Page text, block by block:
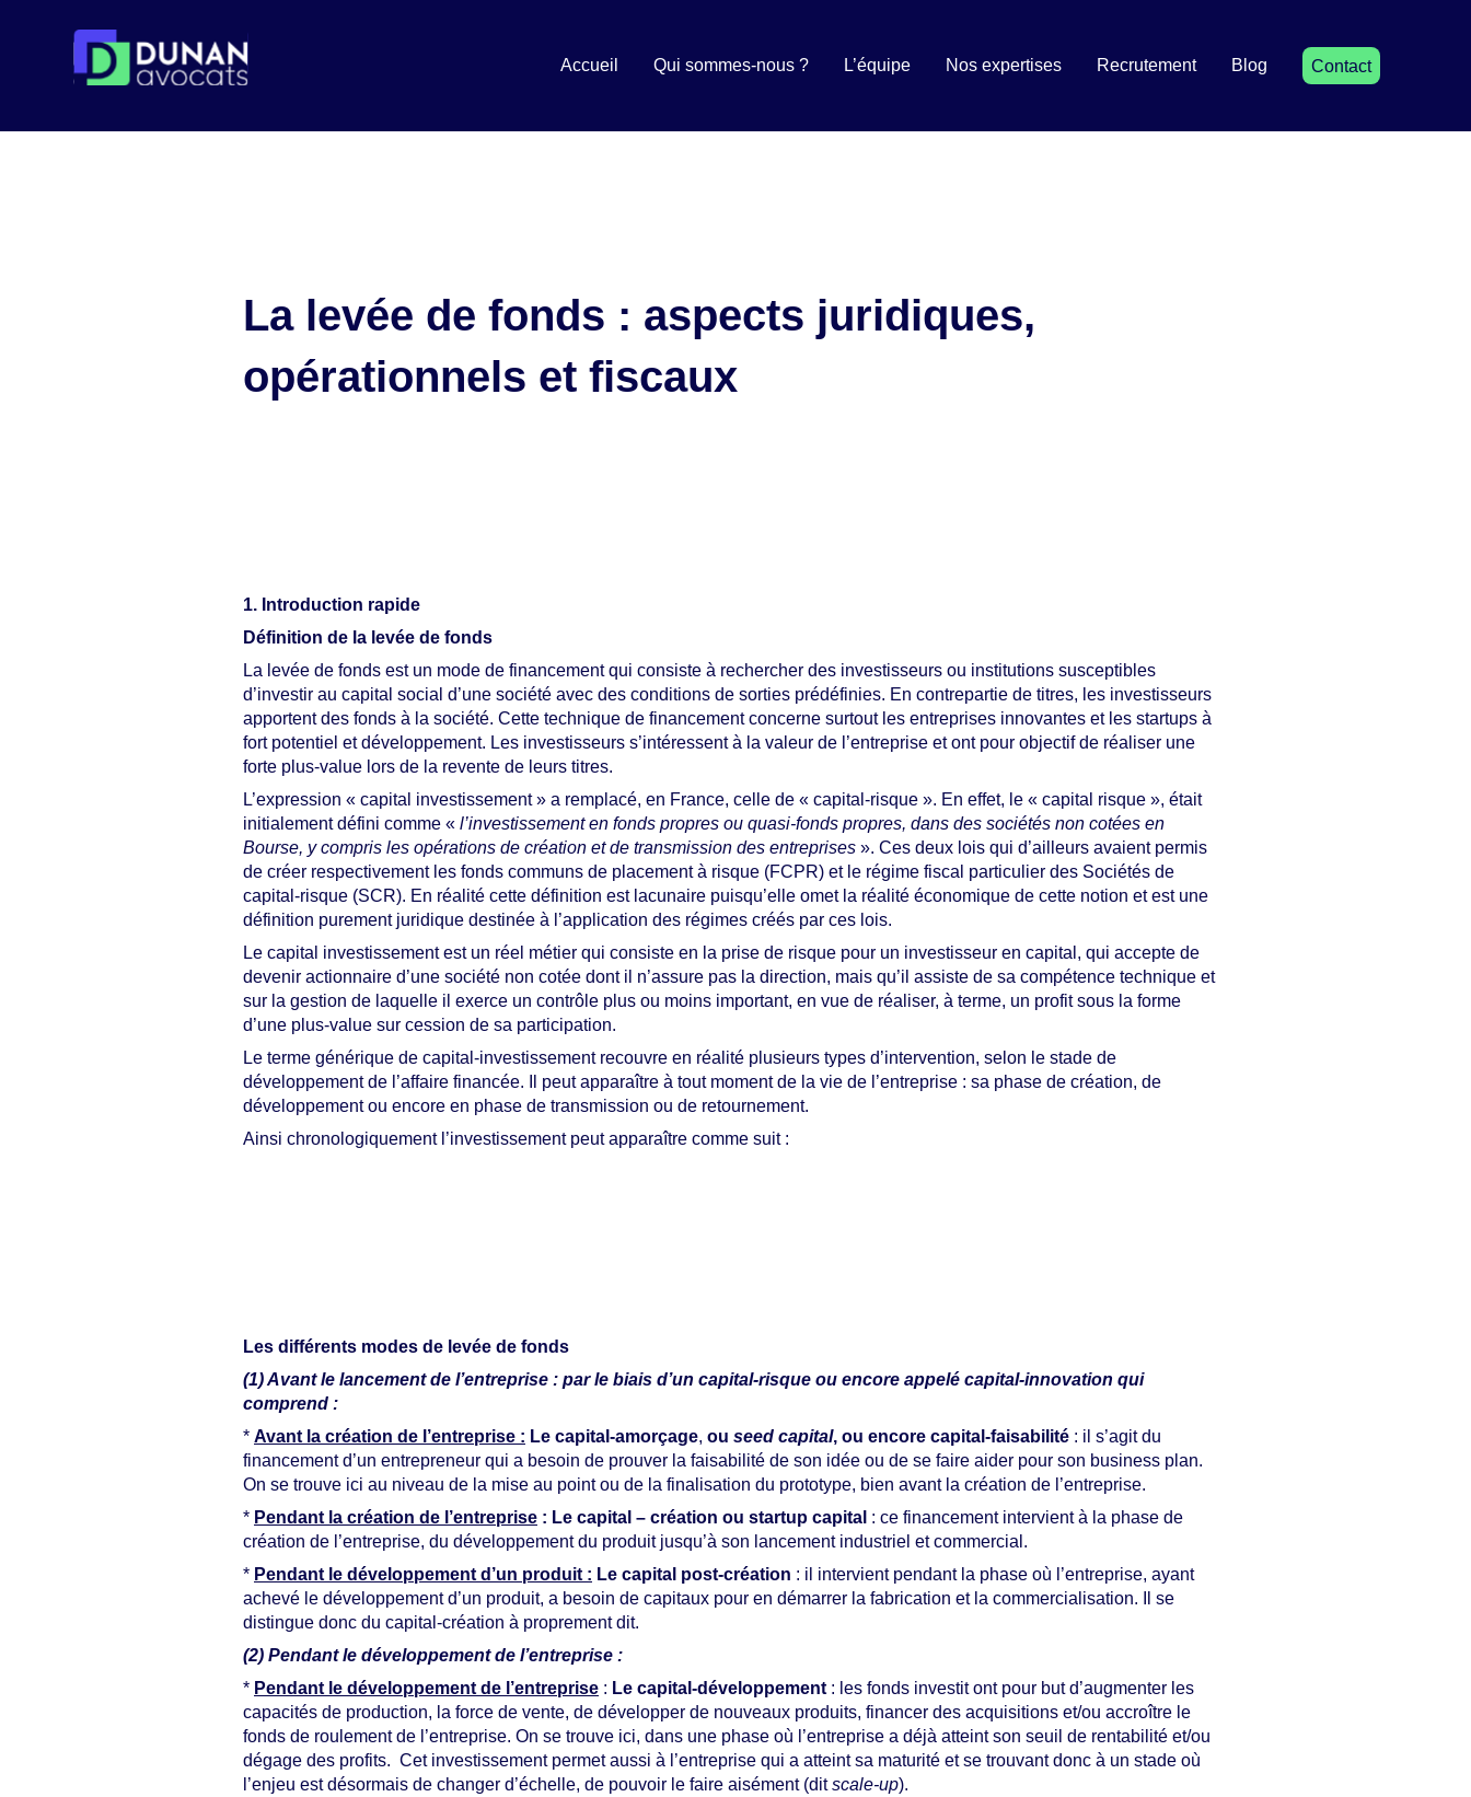
Accueil Qui sommes-nous ? L’équipe Nos expertises Recrutement Blog Contact
La levée de fonds : aspects juridiques,
opérationnels et fiscaux
1. Introduction rapide
Définition de la levée de fonds
La levée de fonds est un mode de financement qui consiste à rechercher des investisseurs ou institutions susceptibles
d’investir au capital social d’une société avec des conditions de sorties prédéfinies. En contrepartie de titres, les investisseurs
apportent des fonds à la société. Cette technique de financement concerne surtout les entreprises innovantes et les startups à
fort potentiel et développement. Les investisseurs s’intéressent à la valeur de l’entreprise et ont pour objectif de réaliser une
forte plus-value lors de la revente de leurs titres.
L’expression « capital investissement » a remplacé, en France, celle de « capital-risque ». En effet, le « capital risque », était
initialement défini comme « l’investissement en fonds propres ou quasi-fonds propres, dans des sociétés non cotées en
Bourse, y compris les opérations de création et de transmission des entreprises ». Ces deux lois qui d’ailleurs avaient permis
de créer respectivement les fonds communs de placement à risque (FCPR) et le régime fiscal particulier des Sociétés de
capital-risque (SCR). En réalité cette définition est lacunaire puisqu’elle omet la réalité économique de cette notion et est une
définition purement juridique destinée à l’application des régimes créés par ces lois.
Le capital investissement est un réel métier qui consiste en la prise de risque pour un investisseur en capital, qui accepte de
devenir actionnaire d’une société non cotée dont il n’assure pas la direction, mais qu’il assiste de sa compétence technique et
sur la gestion de laquelle il exerce un contrôle plus ou moins important, en vue de réaliser, à terme, un profit sous la forme
d’une plus-value sur cession de sa participation.
Le terme générique de capital-investissement recouvre en réalité plusieurs types d’intervention, selon le stade de
développement de l’affaire financée. Il peut apparaître à tout moment de la vie de l’entreprise : sa phase de création, de
développement ou encore en phase de transmission ou de retournement.
Ainsi chronologiquement l’investissement peut apparaître comme suit :
Les différents modes de levée de fonds
(1) Avant le lancement de l’entreprise : par le biais d’un capital-risque ou encore appelé capital-innovation qui
comprend :
* Avant la création de l’entreprise : Le capital-amorçage, ou seed capital, ou encore capital-faisabilité : il s’agit du
financement d’un entrepreneur qui a besoin de prouver la faisabilité de son idée ou de se faire aider pour son business plan.
On se trouve ici au niveau de la mise au point ou de la finalisation du prototype, bien avant la création de l’entreprise.
* Pendant la création de l’entreprise : Le capital – création ou startup capital : ce financement intervient à la phase de
création de l’entreprise, du développement du produit jusqu’à son lancement industriel et commercial.
* Pendant le développement d’un produit : Le capital post-création : il intervient pendant la phase où l’entreprise, ayant
achevé le développement d’un produit, a besoin de capitaux pour en démarrer la fabrication et la commercialisation. Il se
distingue donc du capital-création à proprement dit.
(2) Pendant le développement de l’entreprise :
* Pendant le développement de l’entreprise : Le capital-développement : les fonds investit ont pour but d’augmenter les
capacités de production, la force de vente, de développer de nouveaux produits, financer des acquisitions et/ou accroître le
fonds de roulement de l’entreprise. On se trouve ici, dans une phase où l’entreprise a déjà atteint son seuil de rentabilité et/ou
dégage des profits. Cet investissement permet aussi à l’entreprise qui a atteint sa maturité et se trouvant donc à un stade où
l’enjeu est désormais de changer d’échelle, de pouvoir le faire aisément (ditscale-up).